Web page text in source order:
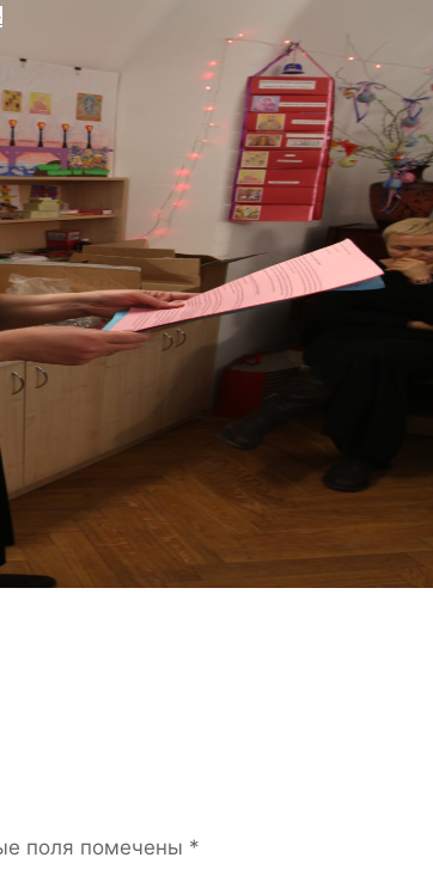
поля помечены *